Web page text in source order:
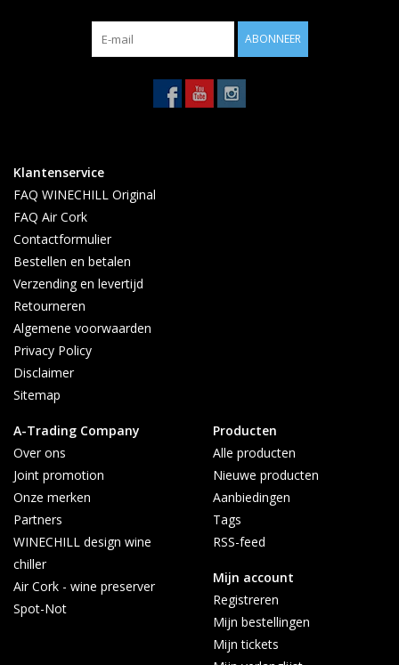
ABONNEER
Klantenservice
FAQ WINECHILL Original
FAQ Air Cork
Contactformulier
Bestellen en betalen
Verzending en levertijd
Retourneren
Algemene voorwaarden
Privacy Policy
Disclaimer
Sitemap
A-Trading Company
Over ons
Joint promotion
Onze merken
Partners
WINECHILL design wine
chiller
Air Cork - wine preserver
Spot-Not
Producten
Alle producten
Nieuwe producten
Aanbiedingen
Tags
RSS-feed
Mijn account
Registreren
Mijn bestellingen
Mijn tickets